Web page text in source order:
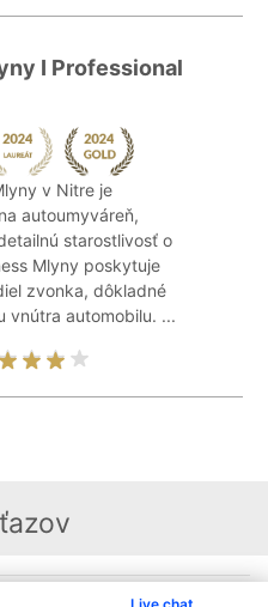
I Professional
v Nitre je
autoumyváreň,
starostlivosť o
Mlyny poskytuje
zvonka, dôkladné
vnútra automobilu. ...
Kontakt